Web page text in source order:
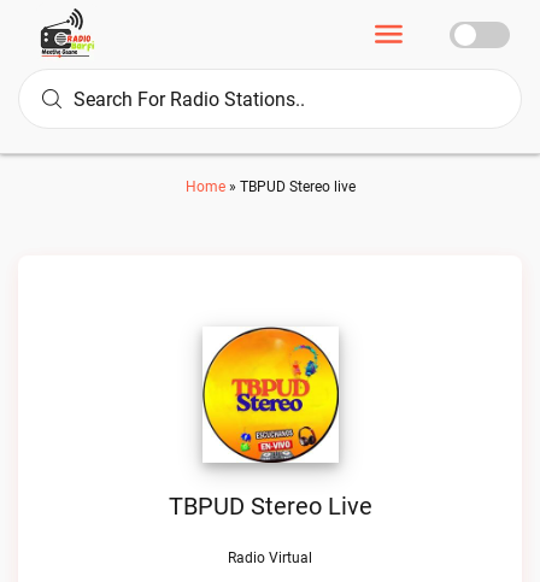
Home» TBPUD Stereo live
TBPUD Stereo Live
Radio Virtual